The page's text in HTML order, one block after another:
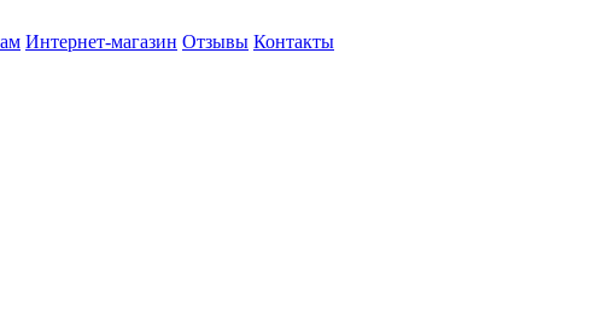
Интернет-магазин Отзывы Контакты